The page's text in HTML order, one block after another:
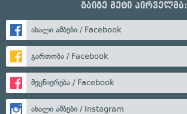
გაიგე მეტი პირველმა:
ახალი ამბები / Facebook
გართობა / Facebook
მეცნიერება / Facebook
ახალი ამბები / Instagram